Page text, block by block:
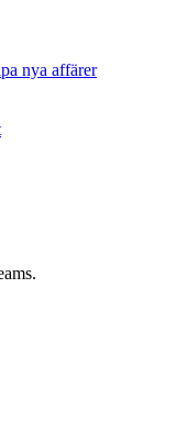
nya affärer